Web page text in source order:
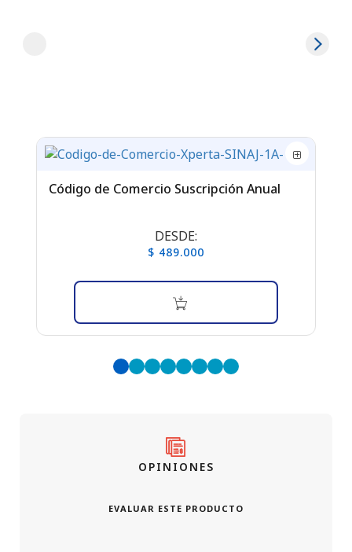
Código de Comercio Suscripción Anual
DESDE:
$ 489.000
OPINIONES
EVALUAR ESTE PRODUCTO